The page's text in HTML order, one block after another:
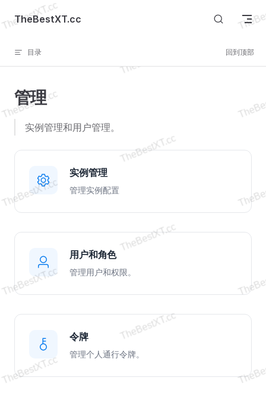
Skip to content
TheBestXT.cc
目录 回到顶部
管理
实例管理和用户管理。
实例管理
管理实例配置
用户和角色
管理用户和权限。
令牌
管理个人通行令牌。